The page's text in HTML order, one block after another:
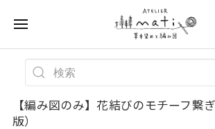
【編み図のみ】花結びのモチーフ繋
版）